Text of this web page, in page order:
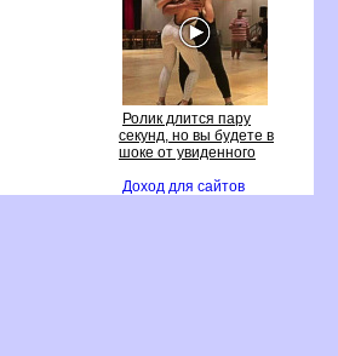
Ролик длится пару
секунд, но вы будете
шоке от увиденного
Доход для сайто